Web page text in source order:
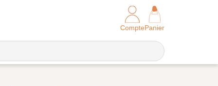
ComptePanier